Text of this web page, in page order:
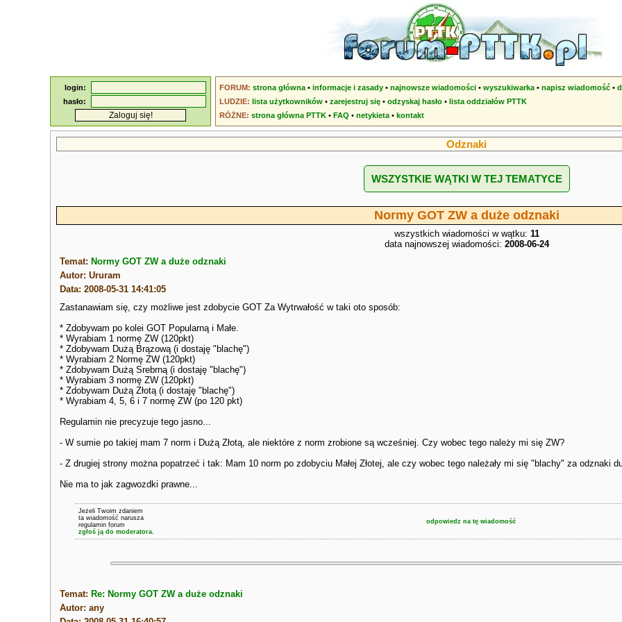
login:
hasło:
FORUM: strona główna • informacje i zasady • najnowsze wiadomości • wyszukiwarka • napisz wiadomość •
LUDZIE: lista użytkowników • zarejestruj się • odzyskaj hasło • lista oddziałów PTTK
RÓŻNE: strona główna PTTK • FAQ • netykieta • kontakt
Odznaki
WSZYSTKIE WĄTKI W TEJ TEMATYCE
Normy GOT ZW a duże odznaki
wszystkich wiadomości w wątku: 11
data najnowszej wiadomości: 2008-06-24
Temat: Normy GOT ZW a duże odznaki
Autor: Ururam
Data: 2008-05-31 14:41:05
Zastanawiam się, czy możliwe jest zdobycie GOT Za Wytrwałość w taki oto sposób:
* Zdobywam po kolei GOT Popularną i Małe.
* Wyrabiam 1 normę ZW (120pkt)
* Zdobywam Dużą Brązową (i dostaję "blachę")
* Wyrabiam 2 Normę ZW (120pkt)
* Zdobywam Dużą Srebrną (i dostaję "blachę")
* Wyrabiam 3 normę ZW (120pkt)
* Zdobywam Dużą Złotą (i dostaję "blachę")
* Wyrabiam 4, 5, 6 i 7 normę ZW (po 120 pkt)
Regulamin nie precyzuje tego jasno...
- W sumie po takiej mam 7 norm i Dużą Złotą, ale niektóre z norm zrobione są wcześniej. Czy wobec tego należy mi się ZW?
- Z drugiej strony można popatrzeć i tak: Mam 10 norm po zdobyciu Małej Złotej, ale czy wobec tego należały mi się "blachy" za odznaki
Nie ma to jak zagwozdki prawne...
Jeżeli Twoim zdaniem
ta wiadomość narusza
regulamin forum
zgłoś ją do moderatora.
odpowiedz na tę wiadomość
Temat: Re: Normy GOT ZW a duże odznaki
Autor: any